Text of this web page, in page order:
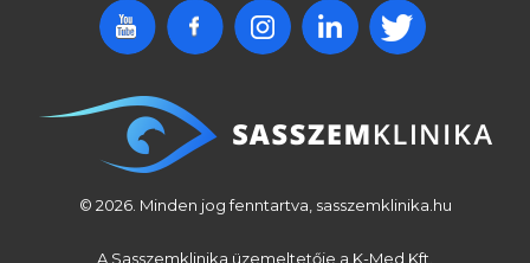
© 2026. Minden jog fenntartva, sasszemklinika.hu
A Sasszemklinika üzemeltetője a K-Med Kft.